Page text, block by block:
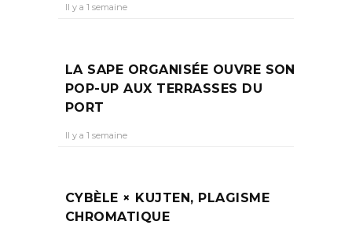
Il y a 1 semaine
LA SAPE ORGANISÉE OUVRE SON
POP-UP AUX TERRASSES DU
PORT
Il y a 1 semaine
CYBÈLE × KUJTEN, PLAGISME
CHROMATIQUE